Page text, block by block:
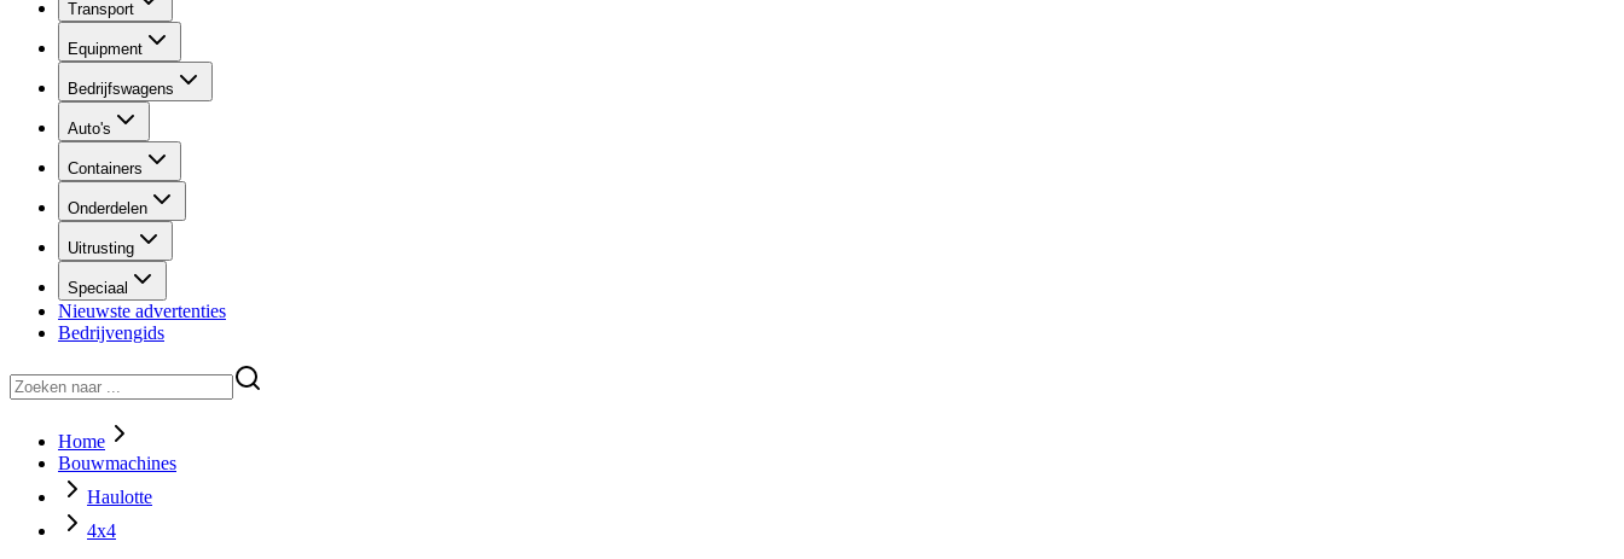
Transport
Equipment
Bedrijfswagens
Auto's
Containers
Onderdelen
Uitrusting
Speciaal
Nieuwste advertenties
Bedrijvengids
Home
Bouwmachines
Haulotte
4x4